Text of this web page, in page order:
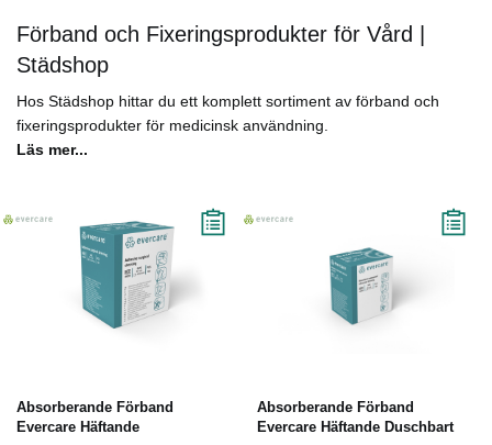
Förband och Fixeringsprodukter för Vård |
Städshop
Hos Städshop hittar du ett komplett sortiment av förband och
fixeringsprodukter för medicinsk användning.
Läs mer...
Absorberande Förband
Evercare Häftande
Absorberande Förband
Evercare Häftande Duschbart